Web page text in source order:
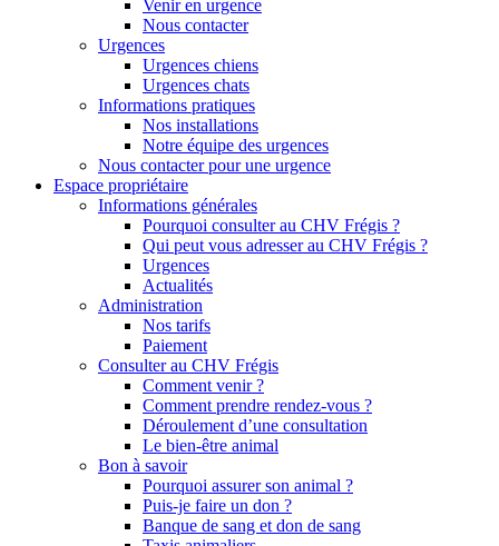
Venir en urgence
Nous contacter
Urgences
Urgences chiens
Urgences chats
Informations pratiques
Nos installations
Notre équipe des urgences
Nous contacter pour une urgence
Espace propriétaire
Informations générales
Pourquoi consulter au CHV Frégis ?
Qui peut vous adresser au CHV Frégis ?
Urgences
Actualités
Administration
Nos tarifs
Paiement
Consulter au CHV Frégis
Comment venir ?
Comment prendre rendez-vous ?
Déroulement d’une consultation
Le bien-être animal
Bon à savoir
Pourquoi assurer son animal ?
Puis-je faire un don ?
Banque de sang et don de sang